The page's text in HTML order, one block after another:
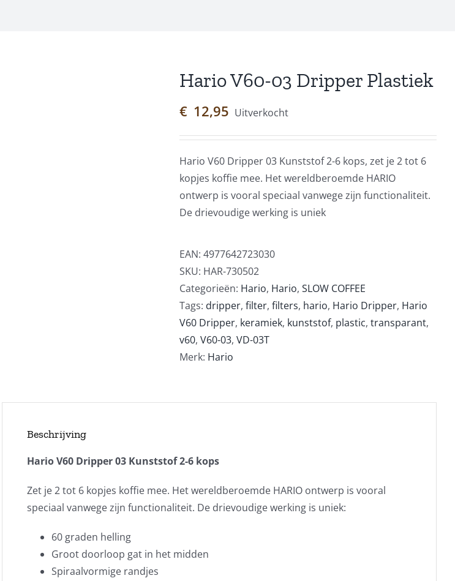
Hario V60-03 Dripper Plastiek
€ 12,95 Uitverkocht
Hario V60 Dripper 03 Kunststof 2-6 kops, zet je 2 tot 6
kopjes koffie mee. Het wereldberoemde HARIO
ontwerp is vooral speciaal vanwege zijn functionaliteit.
De drievoudige werking is uniek
EAN: 4977642723030
SKU: HAR-730502
Categorieën: Hario, Hario, SLOW COFFEE
Tags: dripper, filter, filters, hario, Hario Dripper, Hario
V60 Dripper, keramiek, kunststof, plastic, transparant,
v60, V60-03, VD-03T
Merk: Hario
Beschrijving
Hario V60 Dripper 03 Kunststof 2-6 kops
Zet je 2 tot 6 kopjes koffie mee. Het wereldberoemde HARIO ontwerp is vooral
speciaal vanwege zijn functionaliteit. De drievoudige werking is uniek:
60 graden helling
Groot doorloop gat in het midden
Spiraalvormige randjes